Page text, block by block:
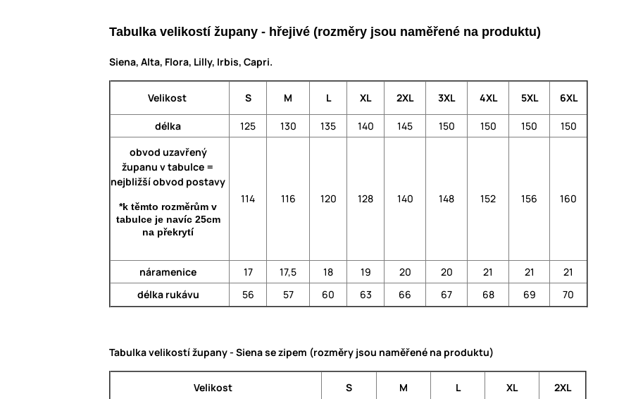
Tabulka velikostí župany - hřejivé (rozměry jsou naměřené na produktu)
Siena, Alta, Flora, Lilly, Irbis, Capri.
Velikost S M L XL 2XL 3XL 4XL 5XL 6XL
délka 125 130 135 140 145 150 150 150
150
obvod uzavřený
županu v tabulce =
nejbližší obvod postavy
*k těmto rozměrům v
tabulce je navíc 25cm
na překrytí
114 116 120 128 140 148 152 156 160
náramenice 17 17,5 18 19 20 20 21 21
21
délka rukávu
56 57 60 63 66 67 68 69 70
Tabulka velikostí župany - Siena se zipem (rozměry jsou naměřené na produktu)
Velikost S M L XL
2XL